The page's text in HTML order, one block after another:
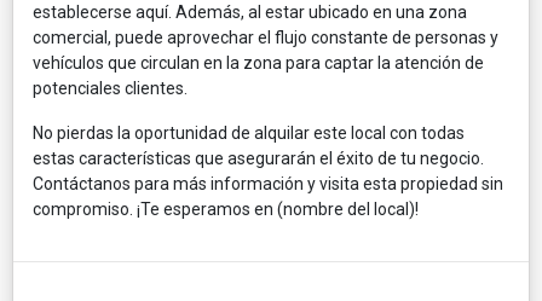
establecerse aquí. Además, al estar ubicado en una zona
comercial, puede aprovechar el flujo constante de personas y
vehículos que circulan en la zona para captar la atención de
potenciales clientes.
No pierdas la oportunidad de alquilar este local con todas
estas características que asegurarán el éxito de tu negocio.
Contáctanos para más información y visita esta propiedad sin
compromiso. ¡Te esperamos en (nombre del local)!